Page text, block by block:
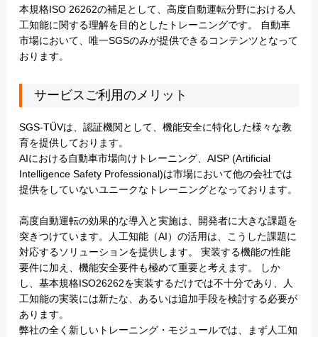
本規格ISO 26262の補足として、高度自動運転分野における人
工知能に関する理解を目的としたトレーニングです。 自動車
市場において、唯一SGSのみが提供できるコンテンツとなって
おります。
サービスご利用のメリット
SGS-TÜVは、認証機関として、機能安全に特化した様々な教
育を提供しております。
AIにおける自動車市場向けトレーニング、AISP (Artificial
Intelligence Safety Professional)は市場において他の会社では
提供をしていないユニークなトレーニングとなっております。
高度自動運転の効果的な導入と実施は、開発者に大きな課題を
突きつけています。人工知能（AI）の活用は、こうした課題に
対応するソリューションを提供します。 実装する機能の性能
要件に加え、機能安全要件も極めて重要と考えます。 しか
し、基本規格ISO26262を実装するだけでは不十分であり、人
工知能の実装には新たな、あるいは追加手段を検討する必要が
あります。
弊社の全く新しいトレーニング・モジュールでは、まず人工知